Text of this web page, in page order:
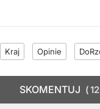
Kraj Opinie
SKOMENTUJ 12